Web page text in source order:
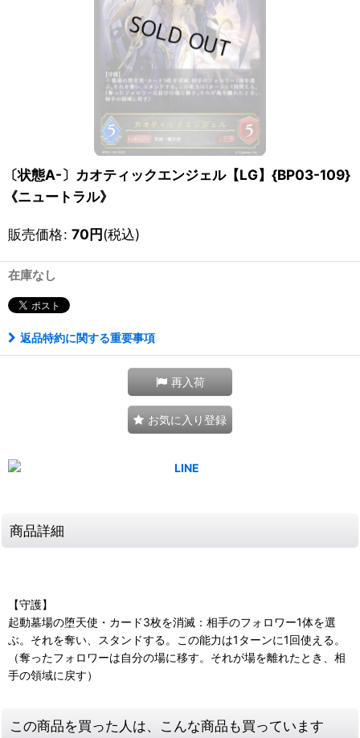
〔状態A-〕カオティックエンジェル【LG】{BP03-109}
《ニュートラル》
販売価格: 70円(税込)
在庫なし
返品特約に関する重要事項
再入荷
お気に入り登録
商品詳細
【守護】
起動墓場の堕天使・カード3枚を消滅：相手のフォロワー1体を選
ぶ。それを奪い、スタンドする。この能力は1ターンに1回使える。
（奪ったフォロワーは自分の場に移す。それが場を離れたとき、相
手の領域に戻す）
この商品を買った人は、こんな商品も買っています